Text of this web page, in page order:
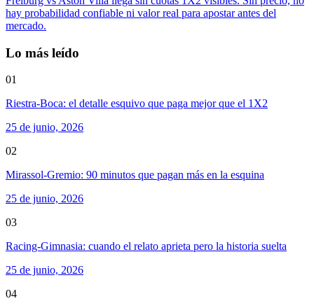
hay probabilidad confiable ni valor real para apostar antes del
mercado.
Lo más leído
01
Riestra-Boca: el detalle esquivo que paga mejor que el 1X2
25 de junio, 2026
02
Mirassol-Gremio: 90 minutos que pagan más en la esquina
25 de junio, 2026
03
Racing-Gimnasia: cuando el relato aprieta pero la historia suelta
25 de junio, 2026
04